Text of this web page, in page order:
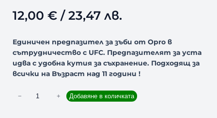
12,00 €/ 23,47 лв.
Единичен предпазител за зъби от Opro в
сътрудничество с UFC. Предпазителят за уста
идва с удобна кутия за съхранение. Подходящ за
всички на Възраст над 11 години !
− + Добавяне в количката